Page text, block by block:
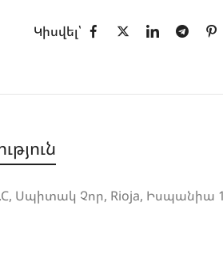
Կիսվել՝
Սպիտակ Չոր, Rioja, Իսպանիա